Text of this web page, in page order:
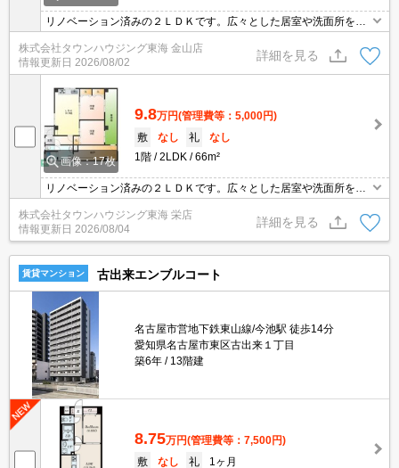
リノベーション済みの２ＬＤＫです。広々とした居室や洗面所をぜ
ひご覧ください！
株式会社タウンハウジング東海 金山店
情報更新日 2026/08/02
詳細を見る
画像：17枚
9.8万円(管理費等：5,000円)
敷
なし 礼
なし
1階
2LDK 66m²
リノベーション済みの２ＬＤＫです。広々とした居室や洗面所をぜ
ひご覧ください！
株式会社タウンハウジング東海 栄店
情報更新日 2026/08/04
詳細を見る
賃貸マンション 古出来エンブルコート
名古屋市営地下鉄東山線/今池駅 徒歩14分
愛知県名古屋市東区古出来１丁目
築6年
13階建
8.75万円(管理費等：7,500円)
敷
なし 礼
1ヶ月